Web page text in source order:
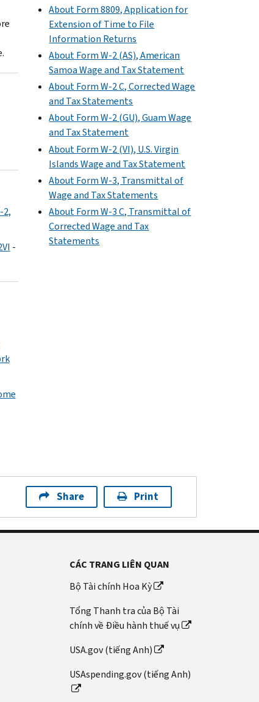
2,
-
About Form 8809, Application for
Extension of Time to File
Information Returns
About Form W-2 (AS), American
Samoa Wage and Tax Statement
About Form W-2 C, Corrected Wage
and Tax Statements
About Form W-2 (GU), Guam Wage
and Tax Statement
About Form W-2 (VI), U.S. Virgin
Islands Wage and Tax Statement
About Form W-3, Transmittal of
Wage and Tax Statements
About Form W-3 C, Transmittal of
Corrected Wage and Tax
Statements
Share Print
CÁC TRANG LIÊN QUAN
Bộ Tài chính Hoa Kỳ
Tổng Thanh tra của Bộ Tài
chính về Điều hành thuế vụ
USA.gov (tiếng Anh)
USAspending.gov (tiếng Anh)